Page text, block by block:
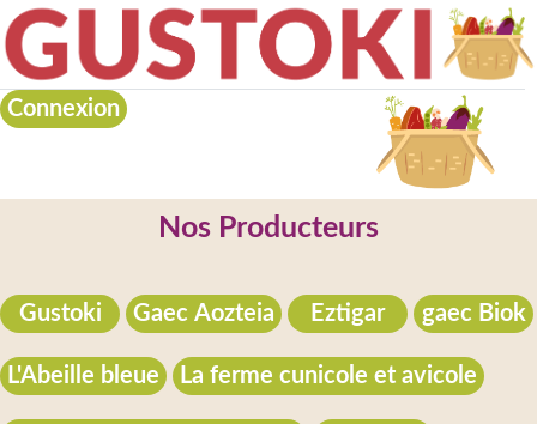
Connexion
Nos Producteurs
Gustoki Gaec Aozteia Eztigar gaec Biok
L'Abeille bleue La ferme cunicole et avicole